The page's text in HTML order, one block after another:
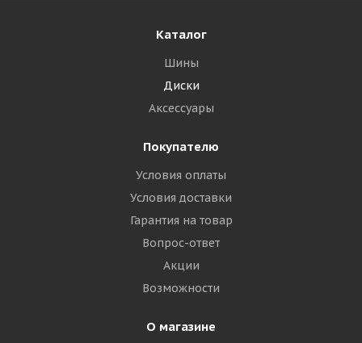
Каталог
Шины
Диски
Аксессуары
Покупателю
Условия оплаты
Условия доставки
Гарантия на товар
Вопрос-ответ
Акции
Возможности
О магазине